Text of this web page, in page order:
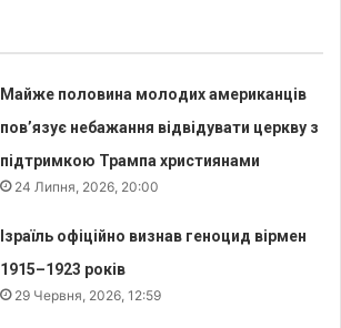
Майже половина молодих американців
пов’язує небажання відвідувати церкву з
підтримкою Трампа християнами
24 Липня, 2026, 20:00
Ізраїль офіційно визнав геноцид вірмен
1915–1923 років
29 Червня, 2026, 12:59